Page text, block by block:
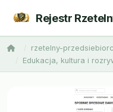
Rejestr
rzetelny-
Edukacja, kultura i